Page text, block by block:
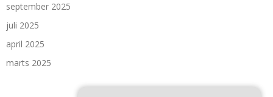
september 2025
juli 2025
april 2025
marts 2025